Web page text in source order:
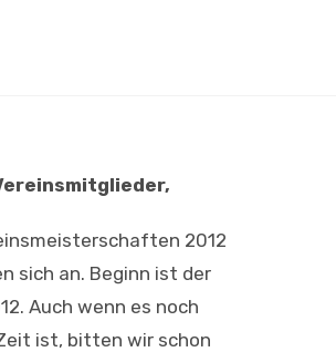
2012
sich an. Beginn ist der
Auch wenn es noch
ist, bitten wir schon